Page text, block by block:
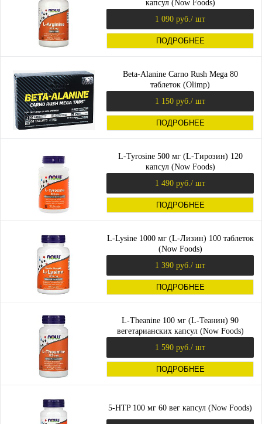
капсул (Now Foods)
1 090 руб. / шт
ПОДРОБНЕЕ
Beta-Alanine Carno Rush Mega 80
таблеток (Olimp)
1 150 руб. / шт
ПОДРОБНЕЕ
L-Tyrosine 500 мг (L-Тирозин) 120
капсул (Now Foods)
1 490 руб. / шт
ПОДРОБНЕЕ
L-Lysine 1000 мг (L-Лизин) 100 таблеток
(Now Foods)
1 390 руб. / шт
ПОДРОБНЕЕ
L-Theanine 100 мг (L-Теанин) 90
вегетарианских капсул (Now Foods)
1 590 руб. / шт
ПОДРОБНЕЕ
5-HTP 100 мг 60 вег капсул (Now Foods)